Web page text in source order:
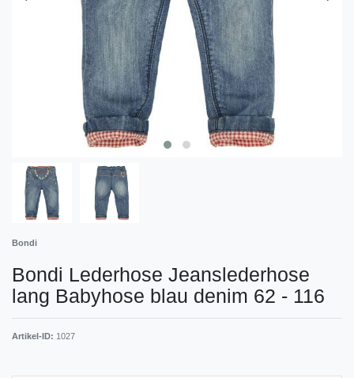
Bondi
Bondi Lederhose Jeanslederhose
lang Babyhose blau denim 62 - 116
Artikel-ID: 1027